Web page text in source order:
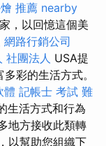
推薦 nearby
，以回憶這個美
網路行銷公司
社團法人 USA提
彩的生活方式。
體 記帳士 考試 難
生活方式和行為
地方接收此類轉
以幫助您組織下